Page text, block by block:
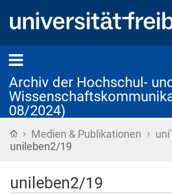
Archiv der Hochschul-
08/2024)
Startseite
› Medien & Publikationen ›
unileben2/19
unileben2/19